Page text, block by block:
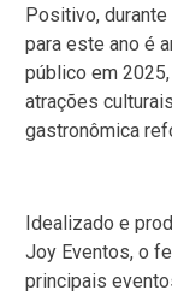
Positivo,
para este ano é
público em
atrações
gastronômica
Idealizado e
Joy Eventos, o
principais